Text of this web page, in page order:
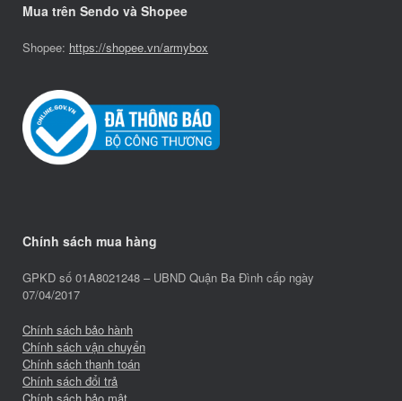
Mua trên Sendo và Shopee
Shopee: https://shopee.vn/armybox
Chính sách mua hàng
GPKD số 01A8021248 – UBND Quận Ba Đình cấp ngày
07/04/2017
Chính sách bảo hành
Chính sách vận chuyển
Chính sách thanh toán
Chính sách đổi trả